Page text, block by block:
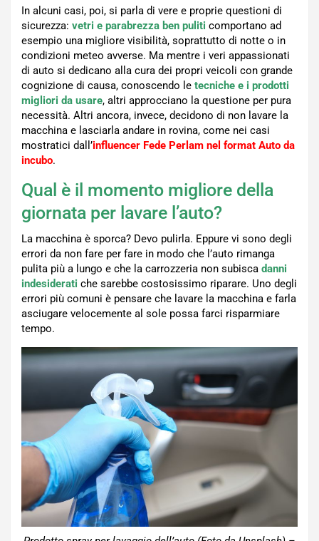
In alcuni casi, poi, si parla di vere e proprie questioni di
sicurezza: vetri e parabrezza ben puliti comportano ad
esempio una migliore visibilità, soprattutto di notte o in
condizioni meteo avverse. Ma mentre i veri appassionati
di auto si dedicano alla cura dei propri veicoli con grande
cognizione di causa, conoscendo le tecniche e i prodotti
migliori da usare, altri approcciano la questione per pura
necessità. Altri ancora, invece, decidono di non lavare la
macchina e lasciarla andare in rovina, come nei casi
mostratici dall’influencer Fede Perlam nel format Auto da
incubo.
Qual è il momento migliore della
giornata per lavare l’auto?
La macchina è sporca? Devo pulirla. Eppure vi sono degli
errori da non fare per fare in modo che l’auto rimanga
pulita più a lungo e che la carrozzeria non subisca danni
indesiderati che sarebbe costosissimo riparare. Uno degli
errori più comuni è pensare che lavare la macchina e farla
asciugare velocemente al sole possa farci risparmiare
tempo.